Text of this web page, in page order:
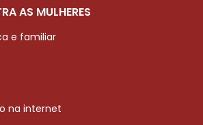
AS MULHERES
e familiar
na internet